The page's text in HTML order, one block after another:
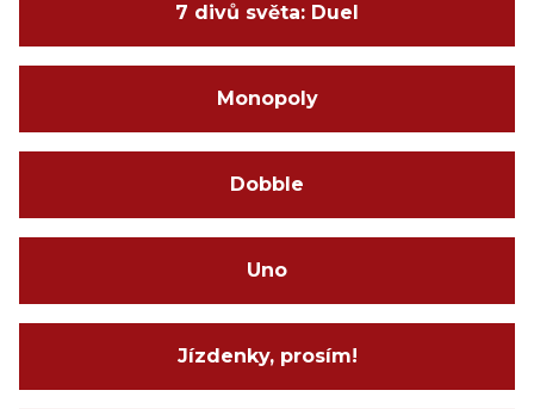
7 divů světa: Duel
Monopoly
Dobble
Uno
Jízdenky, prosím!